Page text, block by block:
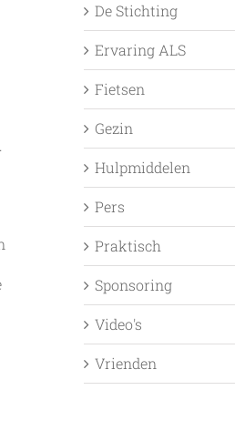
De Stichting
Ervaring ALS
Fietsen
Gezin
Hulpmiddelen
Pers
Praktisch
Sponsoring
Video's
Vrienden